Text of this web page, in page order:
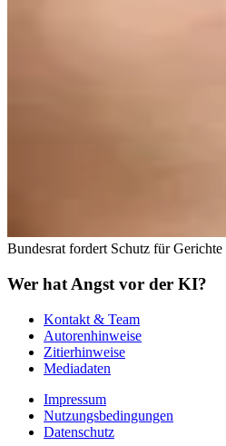
Bundesrat fordert Schutz für Gerichte
Wer hat Angst vor der KI?
Kontakt & Team
Autorenhinweise
Zitierhinweise
Mediadaten
Impressum
Nutzungsbedingungen
Datenschutz